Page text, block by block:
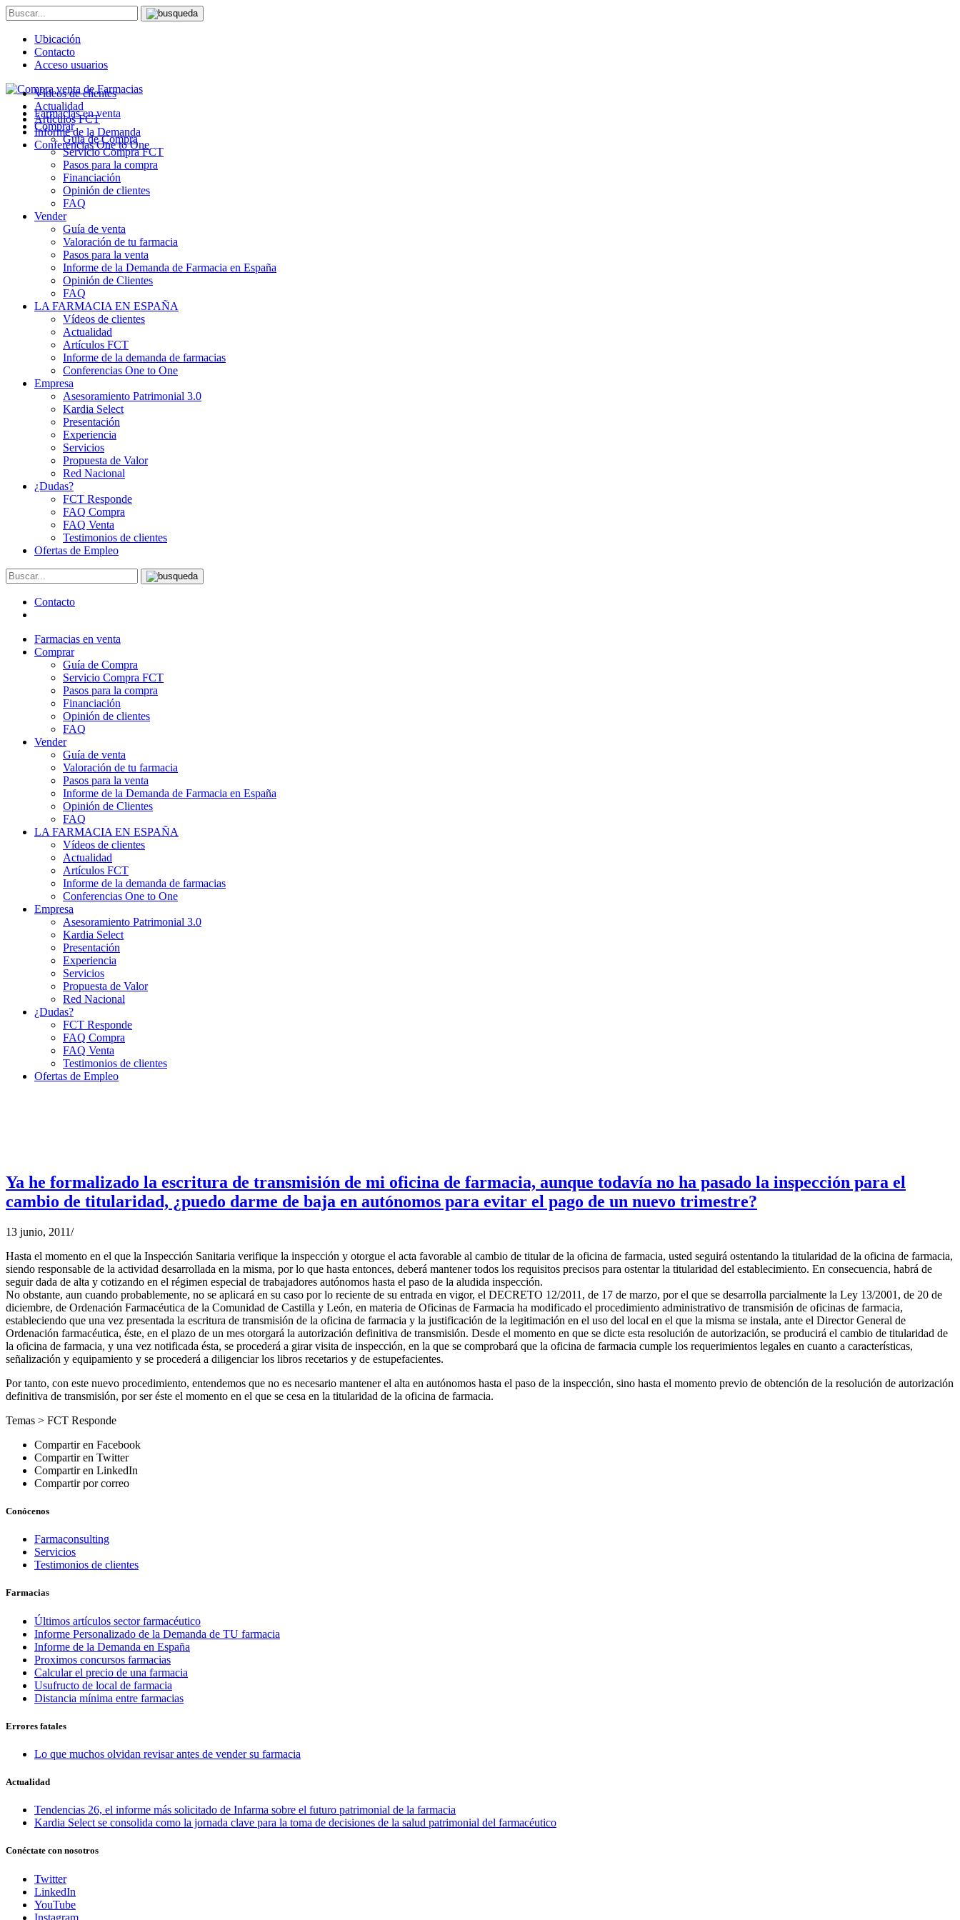
Ubicación
Contacto
Acceso usuarios
Farmacias en venta
Comprar
Guía de Compra
Servicio Compra FCT
Pasos para la compra
Financiación
Opinión de clientes
FAQ
Vender
Guía de venta
Valoración de tu farmacia
Pasos para la venta
Informe de la Demanda de Farmacia en España
Opinión de Clientes
FAQ
LA FARMACIA EN ESPAÑA
Vídeos de clientes
Actualidad
Artículos FCT
Informe de la demanda de farmacias
Conferencias One to One
Empresa
Asesoramiento Patrimonial 3.0
Kardia Select
Presentación
Experiencia
Servicios
Propuesta de Valor
Red Nacional
¿Dudas?
FCT Responde
FAQ Compra
FAQ Venta
Testimonios de clientes
Ofertas de Empleo
Contacto
Farmacias en venta
Comprar
Guía de Compra
Servicio Compra FCT
Pasos para la compra
Financiación
Opinión de clientes
FAQ
Vender
Guía de venta
Valoración de tu farmacia
Pasos para la venta
Informe de la Demanda de Farmacia en España
Opinión de Clientes
FAQ
LA FARMACIA EN ESPAÑA
Vídeos de clientes
Actualidad
Artículos FCT
Informe de la demanda de farmacias
Conferencias One to One
Empresa
Asesoramiento Patrimonial 3.0
Kardia Select
Presentación
Experiencia
Servicios
Propuesta de Valor
Red Nacional
¿Dudas?
FCT Responde
FAQ Compra
FAQ Venta
Testimonios de clientes
Ofertas de Empleo
Vídeos de clientes
Actualidad
Artículos FCT
Informe de la Demanda
Conferencias One to One
Ya he formalizado la escritura de transmisión de mi oficina de farmacia, aunque todavía no ha pasado la inspección para el
cambio de titularidad, ¿puedo darme de baja en autónomos para evitar el pago de un nuevo trimestre?
13 junio, 2011/
Hasta el momento en el que la Inspección Sanitaria verifique la inspección y otorgue el acta favorable al cambio de titular de la oficina de farmacia, usted seguirá ostentando la titularidad de la oficina de farmacia,
siendo responsable de la actividad desarrollada en la misma, por lo que hasta entonces, deberá mantener todos los requisitos precisos para ostentar la titularidad del establecimiento. En consecuencia, habrá de
seguir dada de alta y cotizando en el régimen especial de trabajadores autónomos hasta el paso de la aludida inspección.
No obstante, aun cuando probablemente, no se aplicará en su caso por lo reciente de su entrada en vigor, el DECRETO 12/2011, de 17 de marzo, por el que se desarrolla parcialmente la Ley 13/2001, de 20 de
diciembre, de Ordenación Farmacéutica de la Comunidad de Castilla y León, en materia de Oficinas de Farmacia ha modificado el procedimiento administrativo de transmisión de oficinas de farmacia,
estableciendo que una vez presentada la escritura de transmisión de la oficina de farmacia y la justificación de la legitimación en el uso del local en el que la misma se instala, ante el Director General de
Ordenación farmacéutica, éste, en el plazo de un mes otorgará la autorización definitiva de transmisión. Desde el momento en que se dicte esta resolución de autorización, se producirá el cambio de titularidad de
la oficina de farmacia, y una vez notificada ésta, se procederá a girar visita de inspección, en la que se comprobará que la oficina de farmacia cumple los requerimientos legales en cuanto a características,
señalización y equipamiento y se procederá a diligenciar los libros recetarios y de estupefacientes.
Por tanto, con este nuevo procedimiento, entendemos que no es necesario mantener el alta en autónomos hasta el paso de la inspección, sino hasta el momento previo de obtención de la resolución de autorización
definitiva de transmisión, por ser éste el momento en el que se cesa en la titularidad de la oficina de farmacia.
Temas > FCT Responde
Compartir en Facebook
Compartir en Twitter
Compartir en LinkedIn
Compartir por correo
Conócenos
Farmaconsulting
Servicios
Testimonios de clientes
Farmacias
Últimos artículos sector farmacéutico
Informe Personalizado de la Demanda de TU farmacia
Informe de la Demanda en España
Proximos concursos farmacias
Calcular el precio de una farmacia
Usufructo de local de farmacia
Distancia mínima entre farmacias
Errores fatales
Lo que muchos olvidan revisar antes de vender su farmacia
Actualidad
Tendencias 26, el informe más solicitado de Infarma sobre el futuro patrimonial de la farmacia
Kardia Select se consolida como la jornada clave para la toma de decisiones de la salud patrimonial del farmacéutico
Conéctate con nosotros
Twitter
LinkedIn
YouTube
Instagram